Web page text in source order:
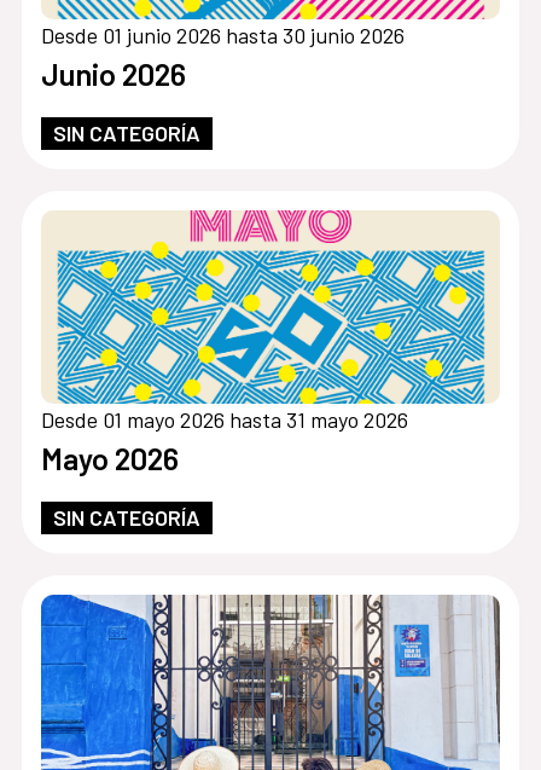
Desde 01 junio 2026 hasta 30 junio 2026
Junio 2026
SIN CATEGORÍA
Desde 01 mayo 2026 hasta 31 mayo 2026
Mayo 2026
SIN CATEGORÍA